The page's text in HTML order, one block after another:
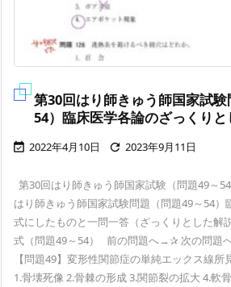
第30回はり師きゅう師国家試験
54）臨床医学各論のざっくりと
 2022年4月10日  2023年9月11日
第30回はり師きゅう師国家試験（問題49～
はり師きゅう師国家試験問題（問題49～54）
式にしたものと一問一答（ざっくりとした
式（問題49～54） 前の問題へ→✰ 次の問
【問題49】変形性関節症の単純エックス線所
1.骨壊死像 2.骨棘の形成 3.関節裂の拡大 4.軟